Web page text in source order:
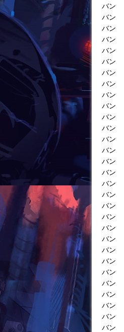
バン
バン
バン
バン
バン
バン
バン
バン
バン
バン
バン
バン
バン
バン
バン
バン
バン
バン
バン
バン
バン
バン
バン
バン
バン
バン
バン
バン
バン
バン